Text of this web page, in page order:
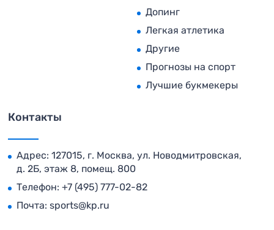
Допинг
Легкая атлетика
Другие
Прогнозы на спорт
Лучшие букмекеры
Контакты
Адрес: 127015, г. Москва, ул. Новодмитровская,
д. 2Б, этаж 8, помещ. 800
Телефон: +7 (495) 777-02-82
Почта: sports@kp.ru